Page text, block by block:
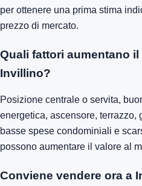
per ottenere una prima stima
prezzo di mercato.
Quali fattori aumentano il
Invillino?
Posizione centrale o servita,
energetica, ascensore, terrazzo,
basse spese condominiali e
possono aumentare il valore al
Conviene vendere ora a